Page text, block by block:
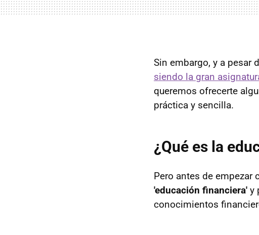
Sin embargo, y a pesar
siendo la gran
queremos ofrecerte
práctica y sencilla.
¿Qué es la
Pero antes de
'educación financiera' y
conocimientos